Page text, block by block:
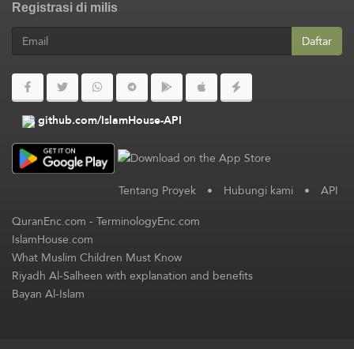
Registrasi di milis
Daftar
github.com/IslamHouse-API
Tentang Proyek • Hubungi kami • API
QuranEnc.com-TerminologyEnc.com
IslamHouse.com
What Muslim Children Must Know
Riyadh Al-Salheen with explanation and benefits
Bayan Al-Islam